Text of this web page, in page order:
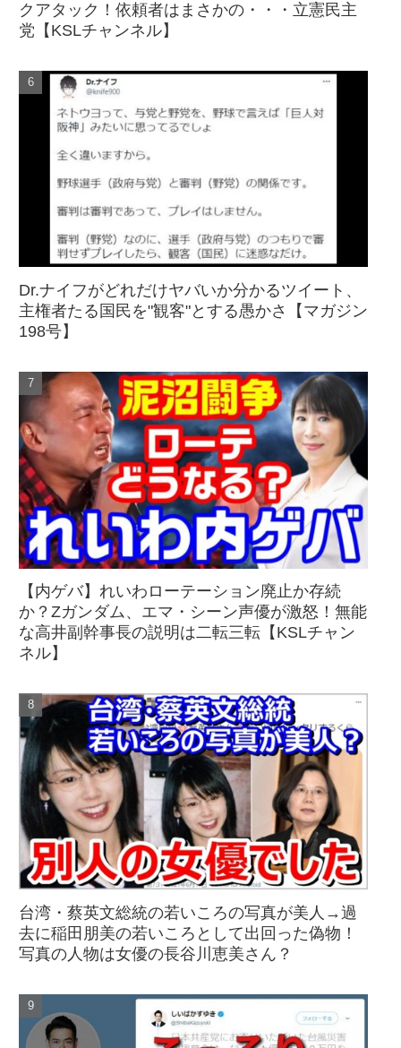
クアタック！依頼者はまさかの・・・立憲民主
党【KSLチャンネル】
Dr.ナイフがどれだけヤバいか分かるツイート、
主権者たる国民を"観客"とする愚かさ【マガジン
198号】
【内ゲバ】れいわローテーション廃止か存続
か？Zガンダム、エマ・シーン声優が激怒！無能
な高井副幹事長の説明は二転三転【KSLチャン
ネル】
台湾・蔡英文総統の若いころの写真が美人→過
去に稲田朋美の若いころとして出回った偽物！
写真の人物は女優の長谷川恵美さん？